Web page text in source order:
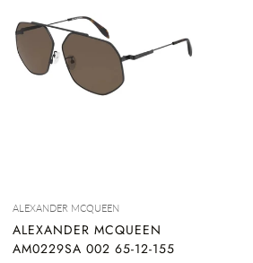
ALEXANDER MCQUEEN
ALEXANDER MCQUEEN
AM0229SA 002 65-12-155